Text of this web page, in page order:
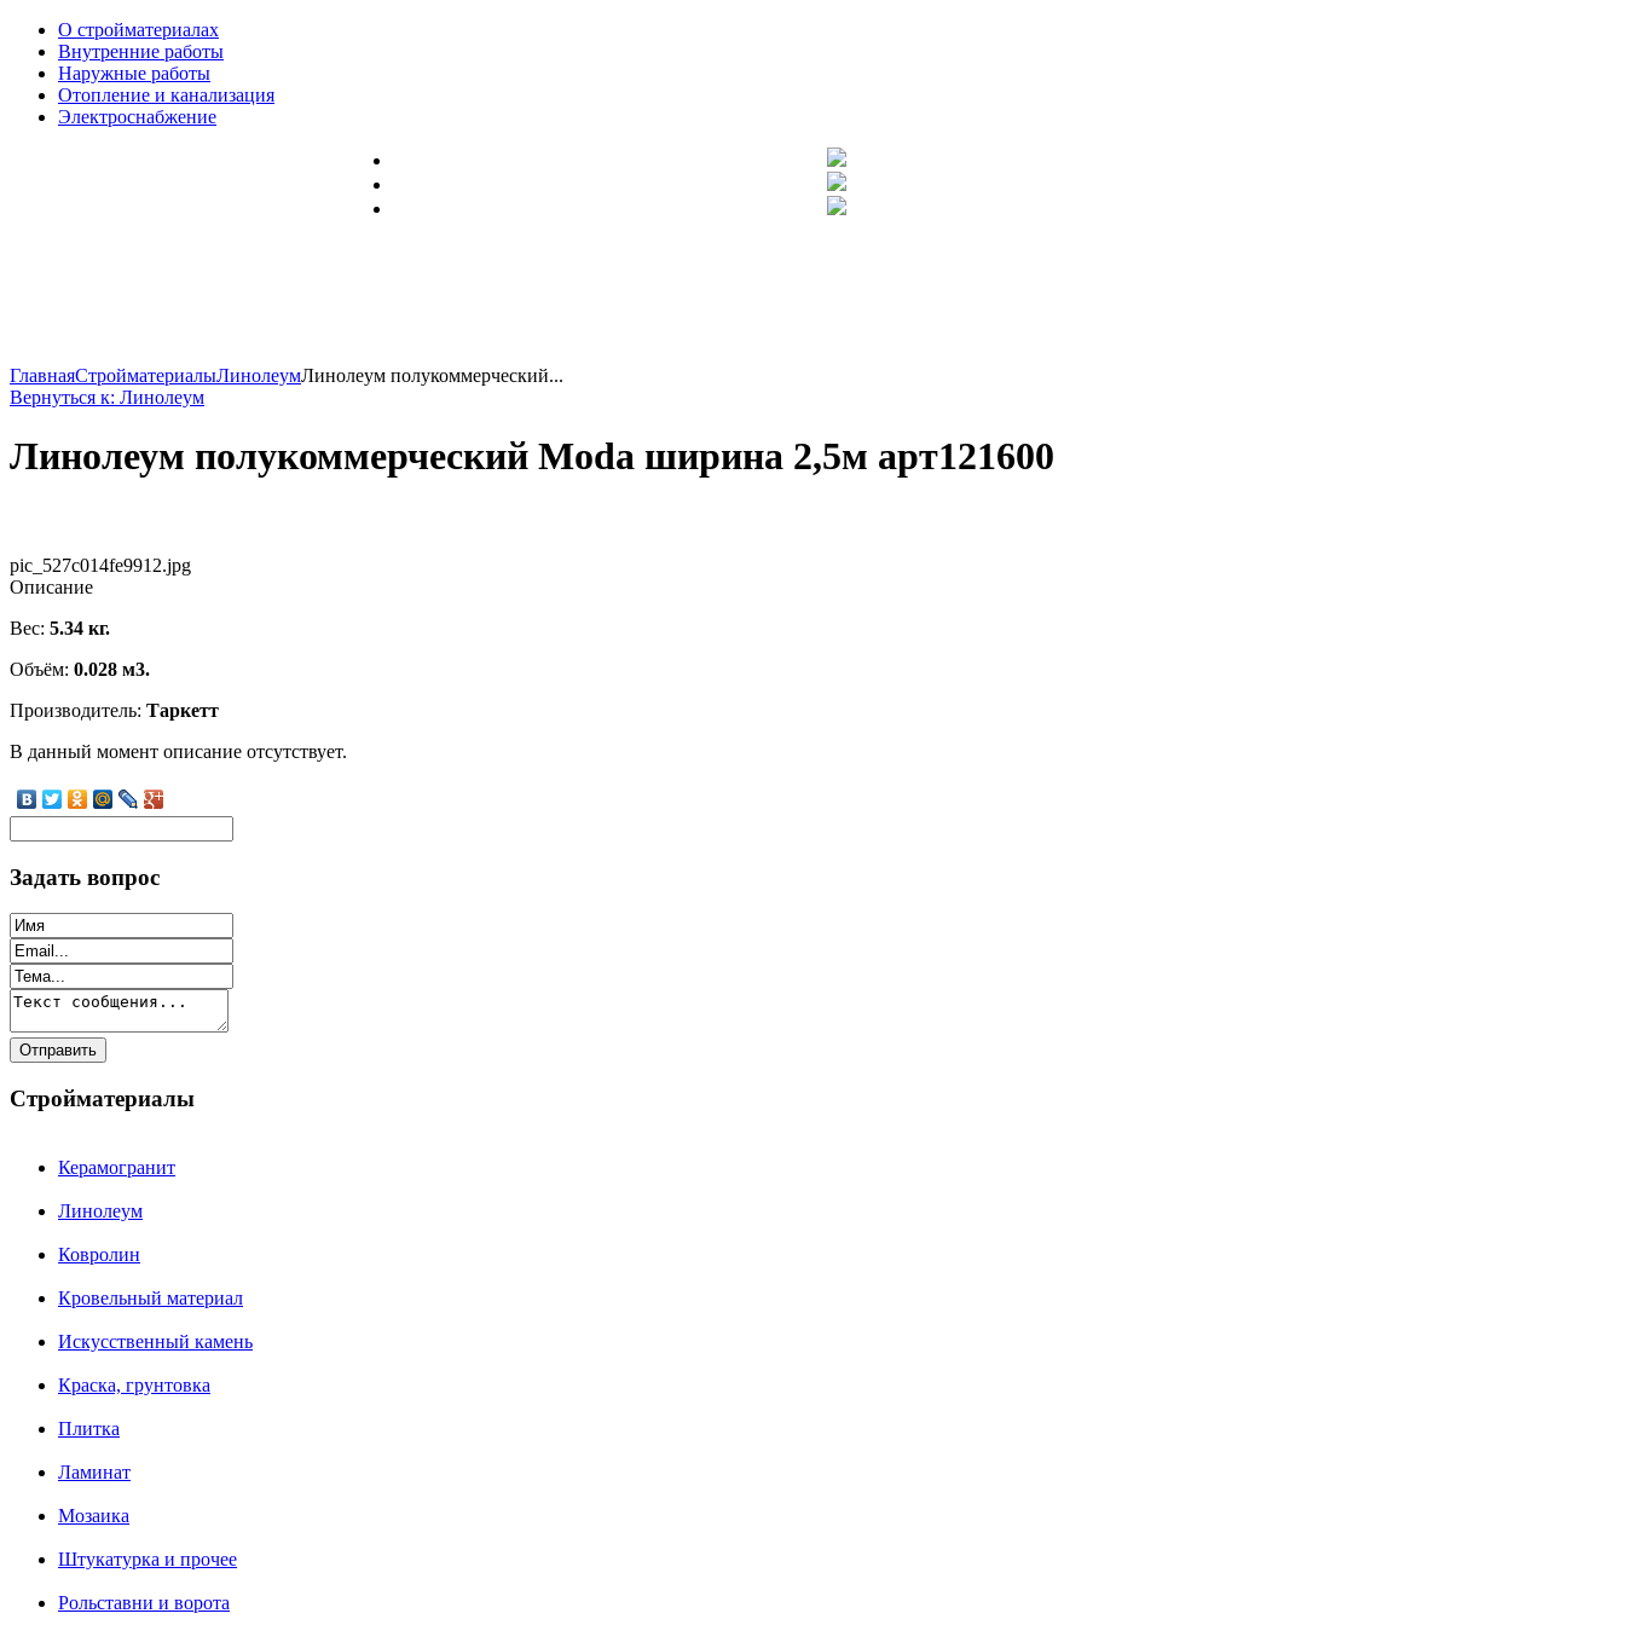
О стройматериалах
Внутренние работы
Наружные работы
Отопление и канализация
Электроснабжение
ГлавнаяСтройматериалыЛинолеумЛинолеум полукоммерческий...
Вернуться к: Линолеум
Линолеум полукоммерческий Moda ширина 2,5м арт121600
pic_527c014fe9912.jpg
Описание
Вес: 5.34 кг.
Объём: 0.028 м3.
Производитель: Таркетт
В данный момент описание отсутствует.
Задать вопрос
Стройматериалы
Керамогранит
Линолеум
Ковролин
Кровельный материал
Искусственный камень
Краска, грунтовка
Плитка
Ламинат
Мозаика
Штукатурка и прочее
Рольставни и ворота